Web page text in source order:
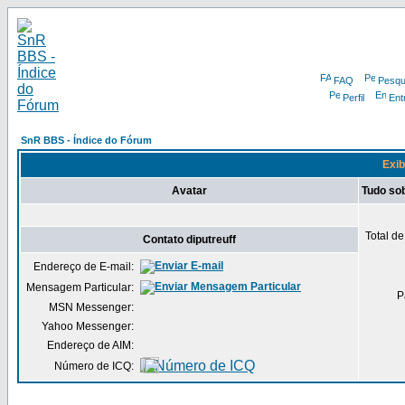
FAQ
Perfil
SnR BBS - Índice do Fórum
Avatar Tudo
Total
Contato diputreuff
Endereço de E-mail:
Mensagem Particular:
MSN Messenger:
Yahoo Messenger:
Endereço de AIM:
Número de ICQ: